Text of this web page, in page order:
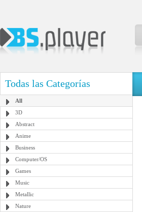
Todas las Categorías
All
3D
Abstract
Anime
Business
Computer/OS
Games
Music
Metallic
Nature